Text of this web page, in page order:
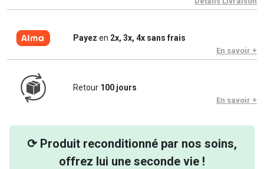
Payez en 2x, 3x, 4x sans frais
En savoir +
Retour 100 jours
En savoir +
⟳ Produit reconditionné par nos soins,
offrez lui une seconde vie !